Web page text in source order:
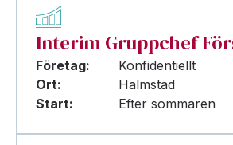
Interim Gruppchef
Företag:
Konfidentiellt
Ort:
Halmstad
Start:
Efter sommaren